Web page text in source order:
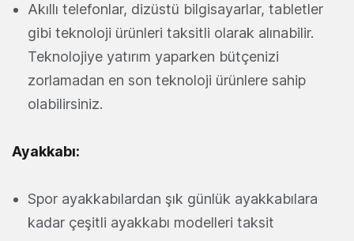
Akıllı telefonlar, dizüstü bilgisayarlar, tabletler
gibi teknoloji ürünleri taksitli olarak alınabilir.
Teknolojiye yatırım yaparken bütçenizi
zorlamadan en son teknoloji ürünlere sahip
olabilirsiniz.
Ayakkabı:
Spor ayakkabılardan şık günlük ayakkabılara
kadar çeşitli ayakkabı modelleri taksit